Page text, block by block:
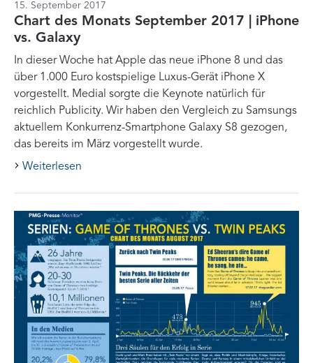
15. September 2017
Chart des Monats September 2017 | iPhone
vs. Galaxy
In dieser Woche hat Apple das neue iPhone 8 und das
über 1.000 Euro kostspielige Luxus-Gerät iPhone X
vorgestellt. Medial sorgte die Keynote natürlich für
reichlich Publicity. Wir haben den Vergleich zu Samsungs
aktuellem Konkurrenz-Smartphone Galaxy S8 gezogen,
das bereits im März vorgestellt wurde.
Weiterlesen